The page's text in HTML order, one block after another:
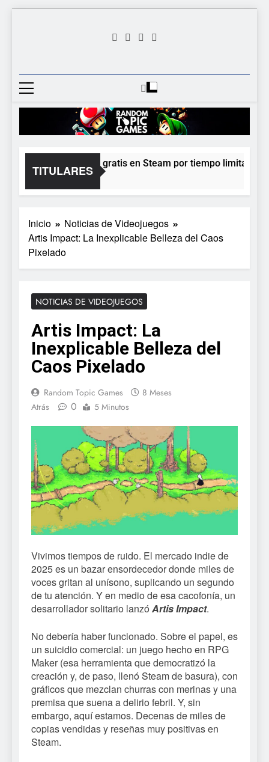
Random
Games
Videojuego Favorito
TITULARES
Moonlighter está gratis en Steam por tiempo limitado y
5 Horas Atrás
Inicio
Noticias de Videojuegos
Artis Impact: La Inexplicable Belleza del Caos
Pixelado
NOTICIAS DE VIDEOJUEGOS
Artis Impact: La
Inexplicable Belleza del
Caos Pixelado
Random Topic Games
8 Meses
Atrás
0 5 Minutos
Vivimos tiempos de ruido. El mercado indie de
2025 es un bazar ensordecedor donde miles de
voces gritan al unísono, suplicando un segundo
de tu atención. Y en medio de esa cacofonía, un
desarrollador solitario lanzó Artis Impact.
No debería haber funcionado. Sobre el papel, es
un suicidio comercial: un juego hecho en RPG
Maker (esa herramienta que democratizó la
creación y, de paso, llenó Steam de basura), con
gráficos que mezclan churras con merinas y una
premisa que suena a delirio febril. Y, sin
embargo, aquí estamos. Decenas de miles de
copias vendidas y reseñas muy positivas en
Steam.